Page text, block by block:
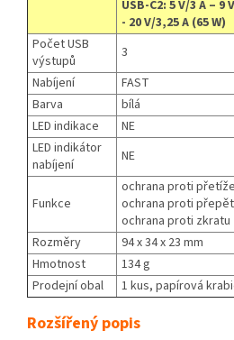
USB-C2: 5 V/3 A – 9
- 20 V/3,25 A (65 W)
Počet USB
výstupů
3
Nabíjení
FAST
Barva
bílá
LED indikace
NE
LED indikátor
nabíjení
NE
Funkce
ochrana proti
ochrana proti
ochrana proti zkratu
Rozměry
94 x 34 x 23 mm
Hmotnost
134 g
Prodejní obal
1 kus, papírová
Rozšířený popis